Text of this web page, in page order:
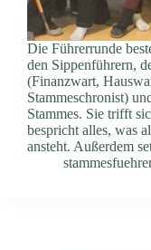
Die Führerrunde
den Sippenführern,
(Finanzwart,
Stammeschronist)
Stammes. Sie trifft
bespricht alles, was
ansteht. Außerdem